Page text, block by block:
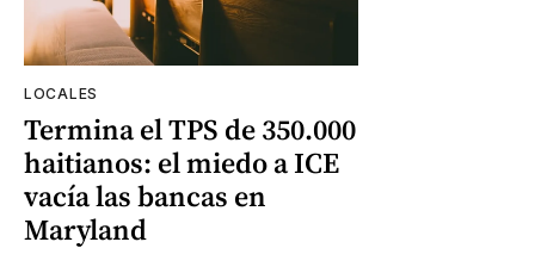
LOCALES
Termina el TPS de 350.000
haitianos: el miedo a ICE
vacía las bancas en
Maryland